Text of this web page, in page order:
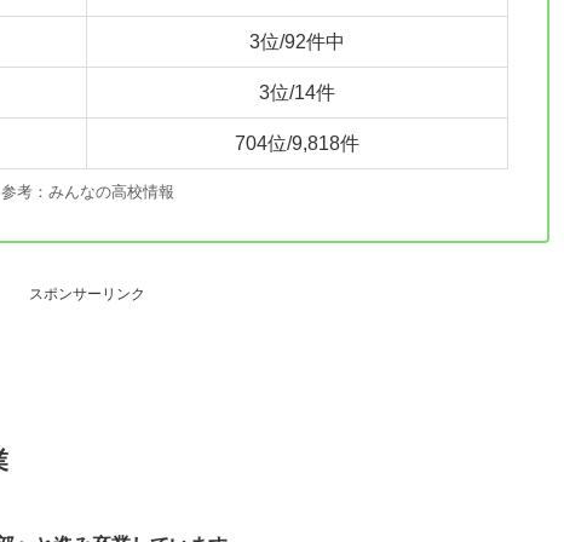
3位/92件中
3位/14件
704位/9,818件
参考：みんなの高校情報
スポンサーリンク